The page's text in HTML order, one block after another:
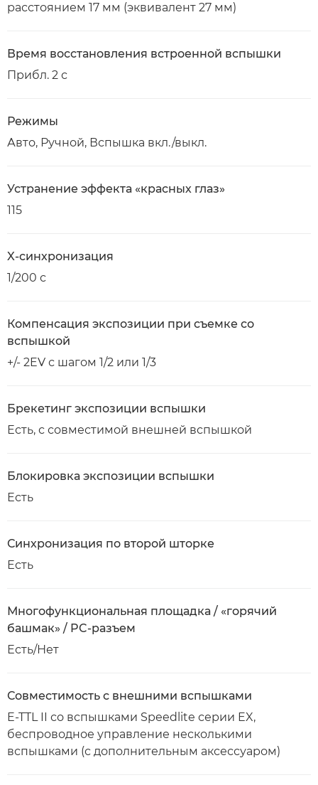
расстоянием 17 мм (эквивалент 27 мм)
Время восстановления встроенной вспышки
Прибл. 2 с
Режимы
Авто, Ручной, Вспышка вкл./выкл.
Устранение эффекта «красных глаз»
115
X-синхронизация
1/200 с
Компенсация экспозиции при съемке со
вспышкой
+/- 2EV с шагом 1/2 или 1/3
Брекетинг экспозиции вспышки
Есть, с совместимой внешней вспышкой
Блокировка экспозиции вспышки
Есть
Синхронизация по второй шторке
Есть
Многофункциональная площадка / «горячий
башмак» / PC-разъем
Есть/Нет
Совместимость с внешними вспышками
E-TTL II со вспышками Speedlite серии EX,
беспроводное управление несколькими
вспышками (с дополнительным аксессуаром)